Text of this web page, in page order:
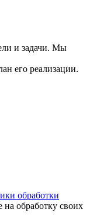
и задачи. Мы
его реализации.
обработки
на обработку своих